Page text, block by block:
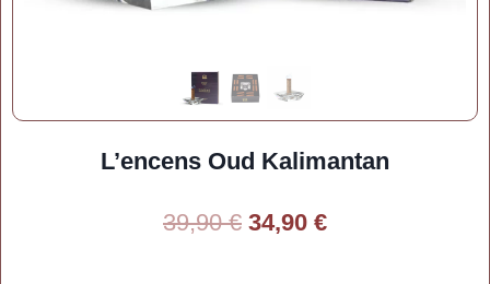
L’encens Oud Kalimantan
39,90€ 34,90 €